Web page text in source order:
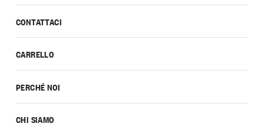
CONTATTACI
CARRELLO
PERCHÉ NOI
CHI SIAMO